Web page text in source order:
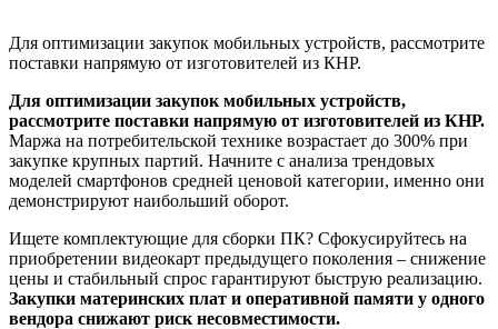
Для оптимизации закупок мобильных устройств, рассмотрите
поставки напрямую от изготовителей из КНР.
Для оптимизации закупок мобильных устройств,
рассмотрите поставки напрямую от изготовителей из КНР.
Маржа на потребительской технике возрастает до 300% при
закупке крупных партий. Начните с анализа трендовых
моделей смартфонов средней ценовой категории, именно они
демонстрируют наибольший оборот.
Ищете комплектующие для сборки ПК? Сфокусируйтесь на
приобретении видеокарт предыдущего поколения – снижение
цены и стабильный спрос гарантируют быструю реализацию.
Закупки материнских плат и оперативной памяти у одного
вендора снижают риск несовместимости.